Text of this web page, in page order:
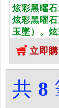
炫彩黑曜
炫彩黑曜
玉墜）。
EG186。
石水滴吊
寶石保證卡
立即
共 8